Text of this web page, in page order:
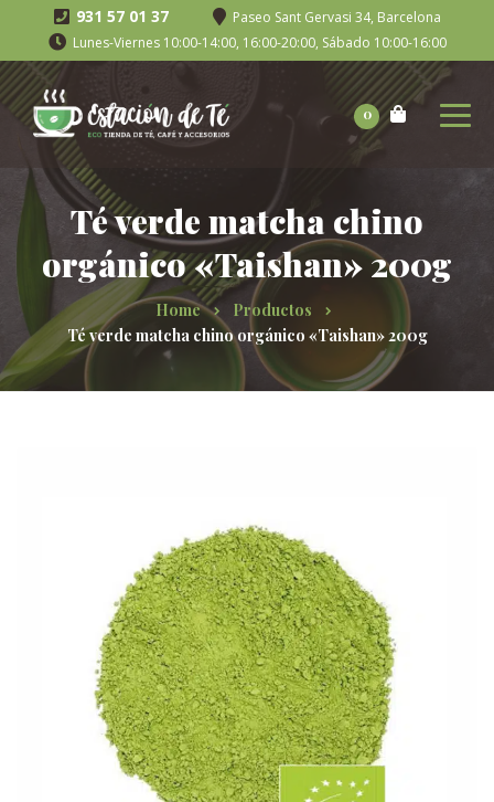
931 57 01 37
Paseo Sant Gervasi 34, Barcelona
Lunes-Viernes 10:00-14:00, 16:00-20:00, Sábado 10:00-16:00
0
Té verde matcha chino
orgánico «Taishan» 200g
Home
Productos
Té verde matcha chino orgánico «Taishan» 200g